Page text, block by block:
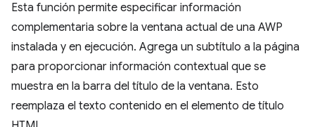
Esta función permite especificar información
complementaria sobre la ventana actual de una AWP
instalada y en ejecución. Agrega un subtítulo a la página
para proporcionar información contextual que se
muestra en la barra del título de la ventana. Esto
reemplaza el texto contenido en el elemento de título